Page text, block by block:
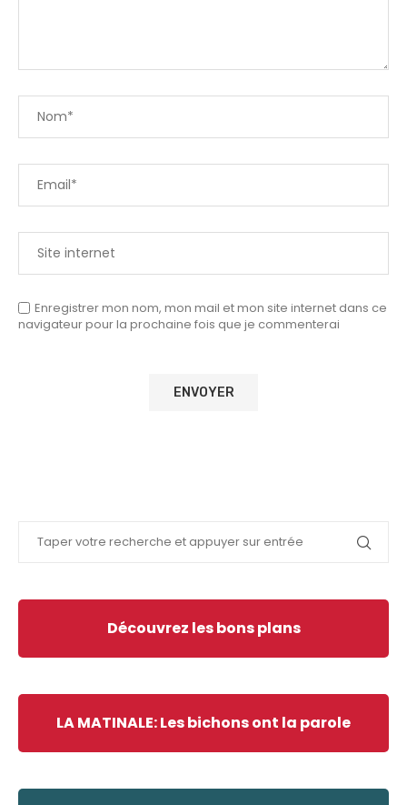
Enregistrer mon nom, mon mail et mon site internet dans ce
navigateur pour la prochaine fois que je commenterai
Découvrez les bons plans
LA MATINALE: Les bichons ont la parole